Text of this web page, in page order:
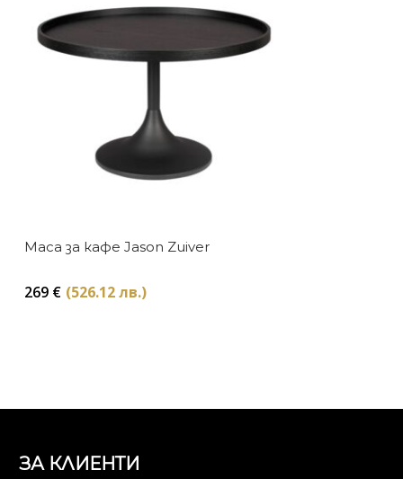
Маса за кафе Jason Zuiver
269 € (526.12 лв.)
ЗА КЛИЕНТИ